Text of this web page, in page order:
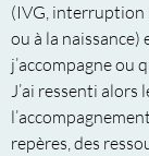
(IVG, interruption
ou à la
j’accompagne ou
J’ai ressenti alors
repères, des